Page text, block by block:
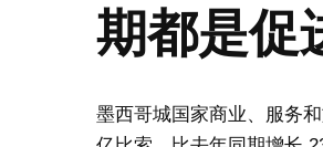
期都是促
墨西哥城国家商业、服务